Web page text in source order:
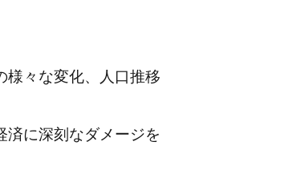
様々な変化、人口推移
済に深刻なダメージを